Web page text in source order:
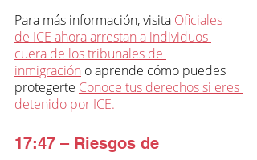
Para más información, visita Oficiales
de ICE ahora arrestan a individuos
cuera de los tribunales de
inmigración o aprende cómo puedes
protegerte Conoce tus derechos si eres
detenido por ICE.
17:47 – Riesgos de